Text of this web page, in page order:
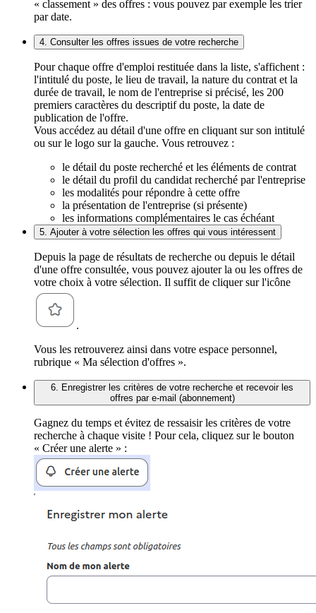
« classement » des offres : vous pouvez par exemple les trier
par date.
4. Consulter les offres issues de votre recherche
Pour chaque offre d'emploi restituée dans la liste, s'affichent :
l'intitulé du poste, le lieu de travail, la nature du contrat et la
durée de travail, le nom de l'entreprise si précisé, les 200
premiers caractères du descriptif du poste, la date de
publication de l'offre.
Vous accédez au détail d'une offre en cliquant sur son intitulé
ou sur le logo sur la gauche. Vous retrouvez :
le détail du poste recherché et les éléments de contrat
le détail du profil du candidat recherché par l'entreprise
les modalités pour répondre à cette offre
la présentation de l'entreprise (si présente)
les informations complémentaires le cas échéant
5. Ajouter à votre sélection les offres qui vous intéressent
Depuis la page de résultats de recherche ou depuis le détail
d'une offre consultée, vous pouvez ajouter la ou les offres de
votre choix à votre sélection. Il suffit de cliquer sur l'icône
.
Vous les retrouverez ainsi dans votre espace personnel,
rubrique « Ma sélection d'offres ».
6. Enregistrer les critères de votre recherche et recevoir les
offres par e-mail (abonnement)
Gagnez du temps et évitez de ressaisir les critères de votre
recherche à chaque visite ! Pour cela, cliquez sur le bouton
« Créer une alerte » :